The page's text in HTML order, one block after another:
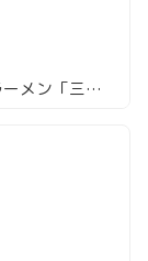
各方面から激推しされた江戸川橋の味噌ラーメン「三ん寅」は本当に美味しかった